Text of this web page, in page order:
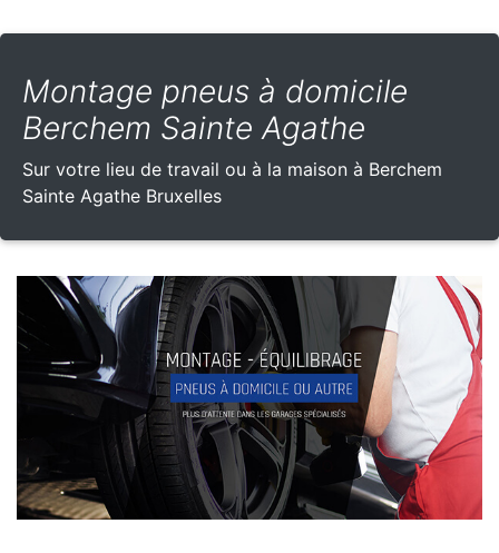
Montage pneus à domicile
Berchem Sainte Agathe
Sur votre lieu de travail ou à la maison à Berchem
Sainte Agathe Bruxelles